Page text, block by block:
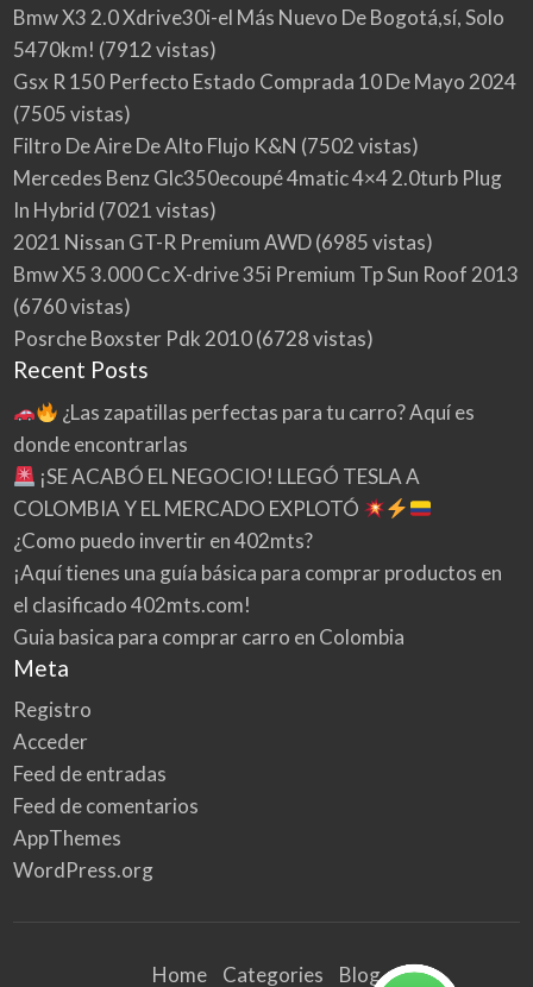
Bmw X3 2.0 Xdrive30i-el Más Nuevo De Bogotá,sí, Solo
5470km! (7912 vistas)
Gsx R 150 Perfecto Estado Comprada 10 De Mayo 2024
(7505 vistas)
Filtro De Aire De Alto Flujo K&N (7502 vistas)
Mercedes Benz Glc350ecoupé 4matic 4×4 2.0turb Plug
In Hybrid (7021 vistas)
2021 Nissan GT-R Premium AWD(6985 vistas)
Bmw X5 3.000 Cc X-drive 35i Premium Tp Sun Roof 2013
(6760 vistas)
Posrche Boxster Pdk 2010(6728 vistas)
Recent Posts
¿Las zapatillas perfectas para tu carro? Aquí es
donde encontrarlas
¡SE ACABÓ EL NEGOCIO! LLEGÓ TESLA A
COLOMBIA Y EL MERCADO EXPLOTÓ
¿Como puedo invertir en 402mts?
¡Aquí tienes una guía básica para comprar productos en
el clasificado 402mts.com!
Guia basica para comprar carro en Colombia
Meta
Registro
Acceder
Feed de entradas
Feed de comentarios
AppThemes
WordPress.org
Home Categories Blog